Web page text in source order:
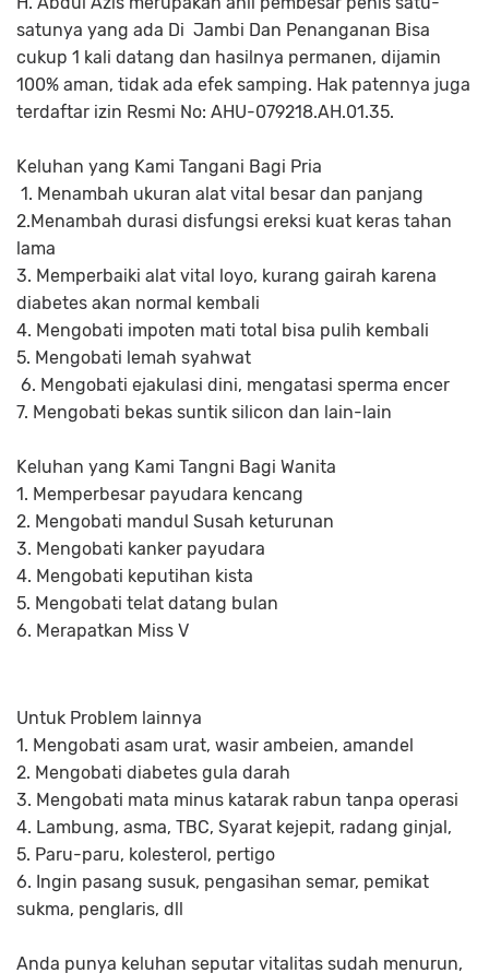
satunya yang ada Di Jambi Dan Penanganan Bisa
cukup 1 kali datang dan hasilnya permanen, dijamin
100% aman, tidak ada efek samping. Hak patennya juga
terdaftar izin Resmi No: AHU-079218.AH.01.35.
Keluhan yang Kami Tangani Bagi Pria
1. Menambah ukuran alat vital besar dan panjang
2.Menambah durasi disfungsi ereksi kuat keras tahan
lama
3. Memperbaiki alat vital loyo, kurang gairah karena
diabetes akan normal kembali
4. Mengobati impoten mati total bisa pulih kembali
5. Mengobati lemah syahwat
6. Mengobati ejakulasi dini, mengatasi sperma encer
7. Mengobati bekas suntik silicon dan lain-lain
Keluhan yang Kami Tangni Bagi Wanita
1. Memperbesar payudara kencang
2. Mengobati mandul Susah keturunan
3. Mengobati kanker payudara
4. Mengobati keputihan kista
5. Mengobati telat datang bulan
6. Merapatkan Miss V
Untuk Problem lainnya
1. Mengobati asam urat, wasir ambeien, amandel
2. Mengobati diabetes gula darah
3. Mengobati mata minus katarak rabun tanpa operasi
4. Lambung, asma, TBC, Syarat kejepit, radang ginjal,
5. Paru-paru, kolesterol, pertigo
6. Ingin pasang susuk, pengasihan semar, pemikat
sukma, penglaris, dll
Anda punya keluhan seputar vitalitas sudah menurun,